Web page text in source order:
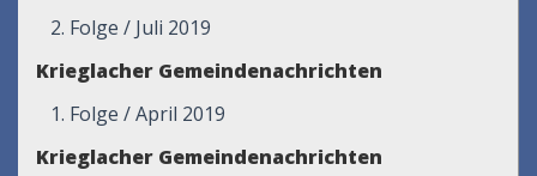
2. Folge / Juli 2019
Krieglacher Gemeindenachrichten
1. Folge / April 2019
Krieglacher Gemeindenachrichten